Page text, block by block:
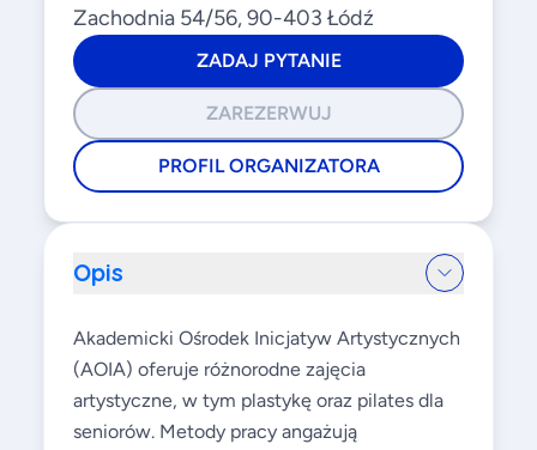
Zachodnia 54/56, 90-403 Łódź
ZADAJ PYTANIE
ZAREZERWUJ
PROFIL ORGANIZATORA
Opis
Akademicki Ośrodek Inicjatyw Artystycznych
(AOIA) oferuje różnorodne zajęcia
artystyczne, w tym plastykę oraz pilates dla
seniorów. Metody pracy angażują